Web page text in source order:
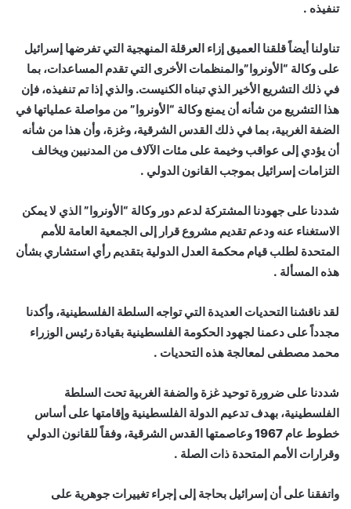
تنفيذه .
تناولنا أيضاً قلقنا العميق إزاء العرقلة المنهجية التي تفرضها إسرائيل
على وكالة “الأونروا”والمنظمات الأخرى التي تقدم المساعدات، بما
في ذلك التشريع الأخير الذي تبناه الكنيست. والذي إذا تم تنفيذه، فإن
هذا التشريع من شأنه أن يمنع وكالة “الأونروا” من مواصلة عملياتها في
الضفة الغربية، بما في ذلك القدس الشرقية، وغزة، وأن هذا من شأنه
أن يؤدي إلى عواقب وخيمة على مئات الآلاف من المدنيين ويخالف
التزامات إسرائيل بموجب القانون الدولي .
شددنا على جهودنا المشتركة لدعم دور وكالة “الأونروا” الذي لا يمكن
الاستغناء عنه ودعم تقديم مشروع قرار إلى الجمعية العامة للأمم
المتحدة لطلب قيام محكمة العدل الدولية بتقديم رأي استشاري بشأن
هذه المسألة .
لقد ناقشنا التحديات العديدة التي تواجه السلطة الفلسطينية، وأكدنا
مجدداً على دعمنا لجهود الحكومة الفلسطينية بقيادة رئيس الوزراء
محمد مصطفى لمعالجة هذه التحديات .
شددنا على ضرورة توحيد غزة والضفة الغربية تحت السلطة
الفلسطينية، بهدف تدعيم الدولة الفلسطينية وإقامتها على أساس
خطوط عام 1967 وعاصمتها القدس الشرقية، وفقاً للقانون الدولي
وقرارات الأمم المتحدة ذات الصلة .
واتفقنا على أن إسرائيل بحاجة إلى إجراء تغييرات جوهرية على